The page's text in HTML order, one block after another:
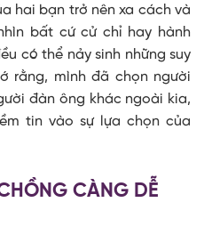
hai bạn trở nên xa cách và
bất cứ cử chỉ hay hành
có thể nảy sinh những suy
rằng, mình đã chọn người
đàn ông khác ngoài kia,
tin vào sự lựa chọn của
CÀNG DỄ